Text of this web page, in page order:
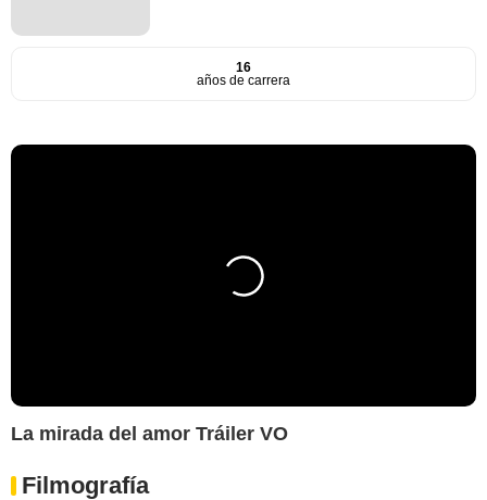
16
años de carrera
La mirada del amor Tráiler VO
Filmografía